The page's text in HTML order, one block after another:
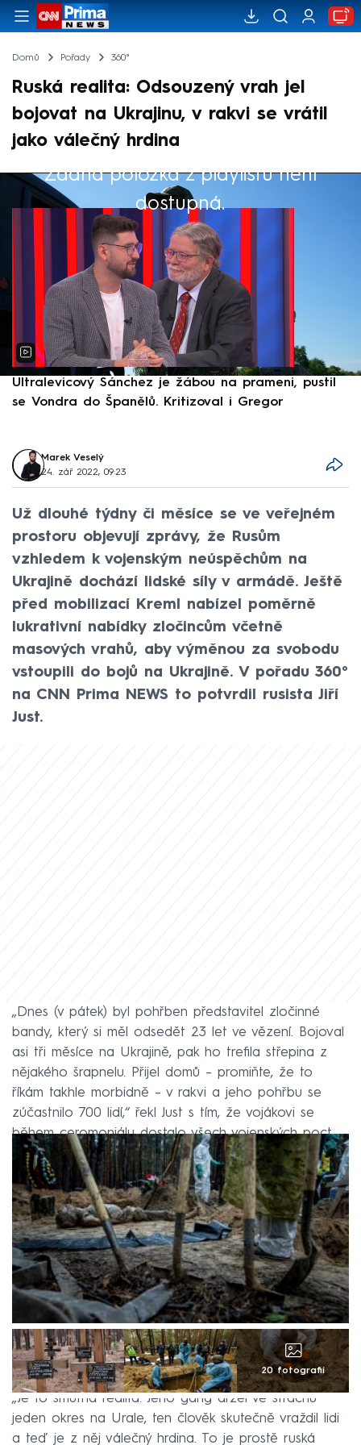
Domů Pořady 360°
Ruská realita: Odsouzený vrah jel
bojovat na Ukrajinu, v rakvi se vrátil
jako válečný hrdina
Žádná položka z playlistu není
dostupná.
Výběr redakce
Ultralevicový Sánchez je žábou na prameni, pustil
se Vondra do Španělů. Kritizoval i Gregor
Marek Veselý
24. zář 2022, 09:23
Už dlouhé týdny či měsíce se ve veřejném
prostoru objevují zprávy, že Rusům
vzhledem k vojenským neúspěchům na
Ukrajině dochází lidské síly v armádě. Ještě
před mobilizací Kreml nabízel poměrně
lukrativní nabídky zločincům včetně
masových vrahů, aby výměnou za svobodu
vstoupili do bojů na Ukrajině. V pořadu 360°
na CNN Prima NEWS to potvrdil rusista Jiří
Just.
„Dnes (v pátek) byl pohřben představitel zločinné
bandy, který si měl odsedět 23 let ve vězení. Bojoval
asi tři měsíce na Ukrajině, pak ho trefila střepina z
nějakého šrapnelu. Přijel domů – promiňte, že to
říkám takhle morbidně – v rakvi a jeho pohřbu se
zúčastnilo 700 lidí,“ řekl Just s tím, že vojákovi se
během ceromoniálu dostalo všech vojenských poct.
20 fotografií
„Je to smutná realita. Jeho gang držel ve strachu
jeden okres na Urale, ten člověk skutečně vraždil lidi
a teď je z něj válečný hrdina. To je prostě ruská